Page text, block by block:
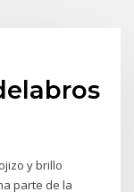
y brillo
parte de la